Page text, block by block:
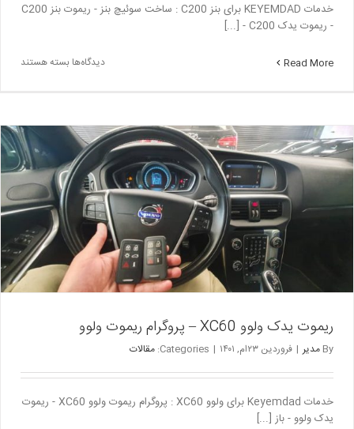
خدمات KEYEMDAD برای بنز C200 : ساخت سوئیچ بنز - ریموت بنز C200
- ریموت یدک C200 - [...]
Read More دیدگاه‌ها برای
C200
ریموت
یدک
بنز
بسته هستند
ریموت یدک ولوو XC60 – پروگرام ریموت ولوو
By مدیر | فروردین ۲۳ام, ۱۴۰۱ |
Categories: مقالات
خدمات Keyemdad برای ولوو XC60 : پروگرام ریموت ولوو XC60 - ریموت
یدک ولوو - باز [...]